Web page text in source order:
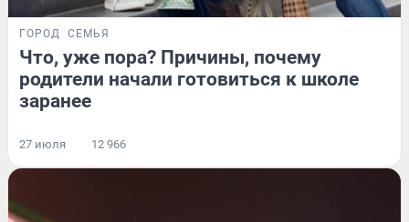
ГОРОД СЕМЬЯ
Что, уже пора? Причины, почему
родители начали готовиться к школе
заранее
27 июля 12 966